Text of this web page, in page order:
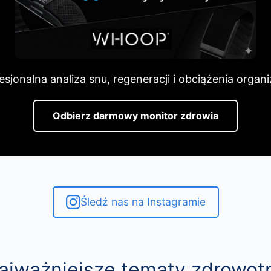
analiza snu, regeneracji i obciążenia
Odbierz darmowy monitor zdrowia
Śledź nas na Instagramie